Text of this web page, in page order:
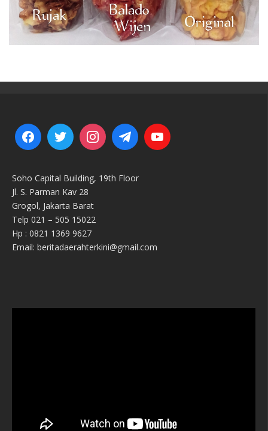
Soho Capital Building, 19th Floor
Jl. S. Parman Kav 28
Grogol, Jakarta Barat
Telp 021 – 505 15022
Hp : 0821 1369 9627
Email: beritadaerahterkini@gmail.com